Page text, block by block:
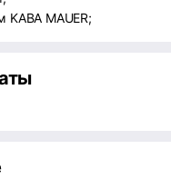
MAUER;